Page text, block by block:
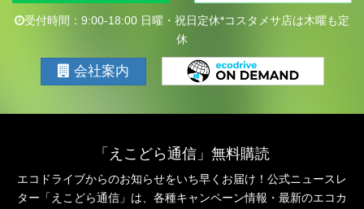
受付時間：9:00-18:00 日曜・祝日定休*コスタメサ店は木曜も定
休
会社案内
「えこどら通信」無料購読
エコドライブからのお知らせをいち早くお届け！公式ニュースレ
ター「えこどら通信」は、 各種キャンペーン情報・最新のエコカ